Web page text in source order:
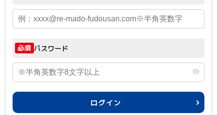
必須 パスワード
ログイン